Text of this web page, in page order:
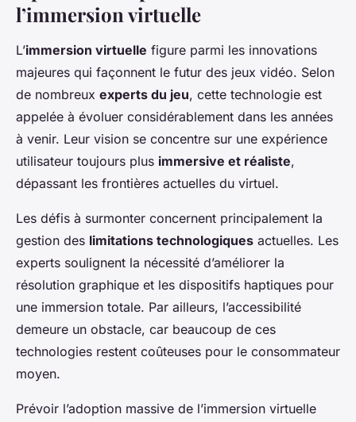
l’immersion virtuelle
L’immersion virtuelle figure parmi les innovations
majeures qui façonnent le futur des jeux vidéo. Selon
de nombreux experts du jeu, cette technologie est
appelée à évoluer considérablement dans les années
à venir. Leur vision se concentre sur une expérience
utilisateur toujours plus immersive et réaliste,
dépassant les frontières actuelles du virtuel.
Les défis à surmonter concernent principalement la
gestion des limitations technologiques actuelles. Les
experts soulignent la nécessité d’améliorer la
résolution graphique et les dispositifs haptiques pour
une immersion totale. Par ailleurs, l’accessibilité
demeure un obstacle, car beaucoup de ces
technologies restent coûteuses pour le consommateur
moyen.
Prévoir l’adoption massive de l’immersion virtuelle